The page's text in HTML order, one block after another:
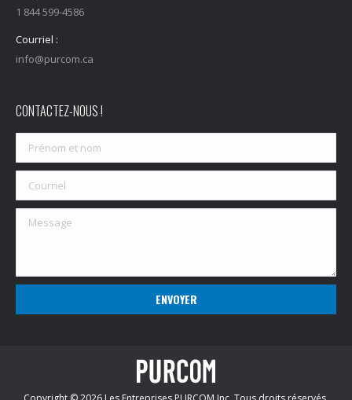
1 844 599-4586
Courriel :
info@purcom.ca
CONTACTEZ-NOUS !